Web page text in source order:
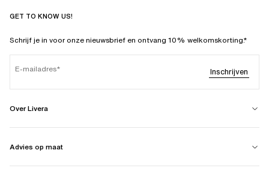
GET TO KNOW US!
Schrijf je in voor onze nieuwsbrief en ontvang 10% welkomskorting.*
E-mailadres Inschrijven
Over Livera
Advies op maat